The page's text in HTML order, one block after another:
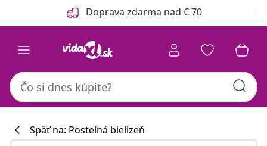
Predchádzajúce Doprava zdarma nad € 70
Späť na: Posteľná bielizeň